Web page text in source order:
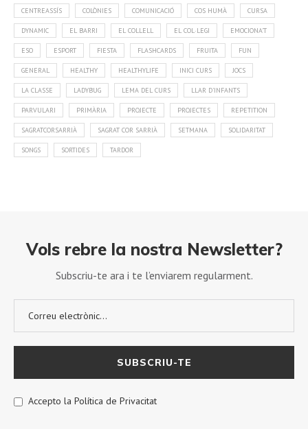
CENTREASSÍS COLÒNIES COMUNICACIÓ COS HUMÀ CURSA
DYNAMIC EL BARRI EL COLLELL EL COL·LEGI EMOCIONA'T
ESO ESPORT FIESTA FLASHCARDS FRUITA FUN
GENERAL HEALTHY HEALTHYLIFE INICI CURS JOCS
LA CLASSE LADYBUG LEMA DEL CURS LLAR D'INFANTS
PARVULARI PRIMÀRIA PROJECTE PROJECTES REPETITION
SAGRATCORSARRIÀ SAGRAT COR SARRIÀ SETMANA SOLIDARITAT
SONGS SORTIDES TARDOR
Vols rebre la nostra Newsletter?
Subscriu-te ara i te l’enviarem regularment.
Accepto la Política de Privacitat